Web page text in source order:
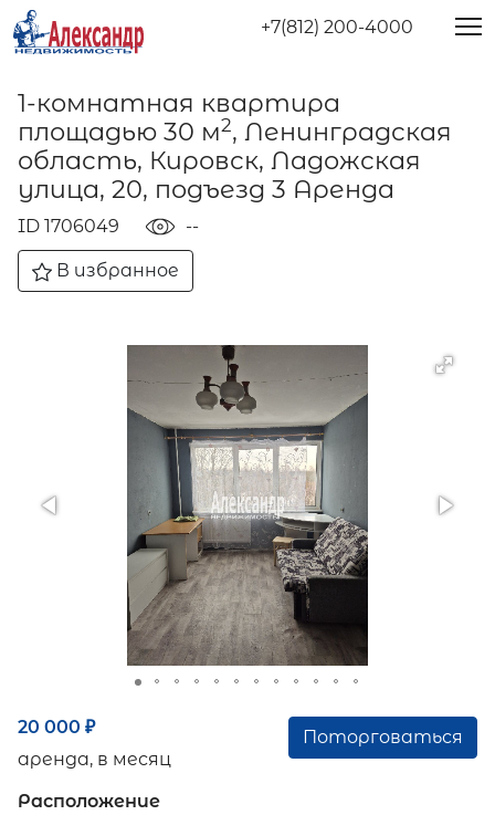
+7(812) 200-4000
1-комнатная квартира
площадью 30 м2, Ленинградская
область, Кировск, Ладожская
улица, 20, подъезд 3 Аренда
ID 1706049 --
В избранное
20 000 ₽
аренда, в месяц
Поторговаться
Расположение